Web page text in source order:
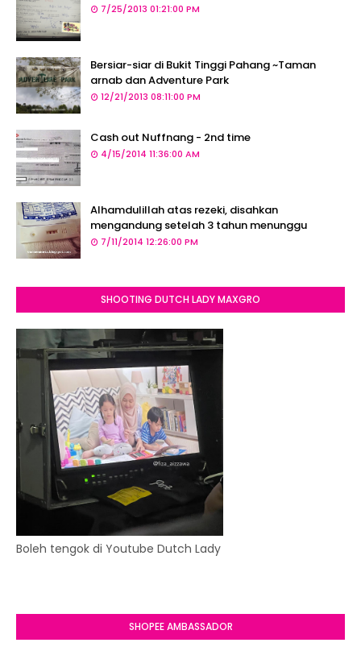
7/25/2013 01:21:00 PM
Bersiar-siar di Bukit Tinggi Pahang ~Taman
arnab dan Adventure Park
12/21/2013 08:11:00 PM
Cash out Nuffnang - 2nd time
4/15/2014 11:36:00 AM
Alhamdulillah atas rezeki, disahkan
mengandung setelah 3 tahun menunggu
7/11/2014 12:26:00 PM
SHOOTING DUTCH LADY MAXGRO
Boleh tengok di Youtube Dutch Lady
SHOPEE AMBASSADOR